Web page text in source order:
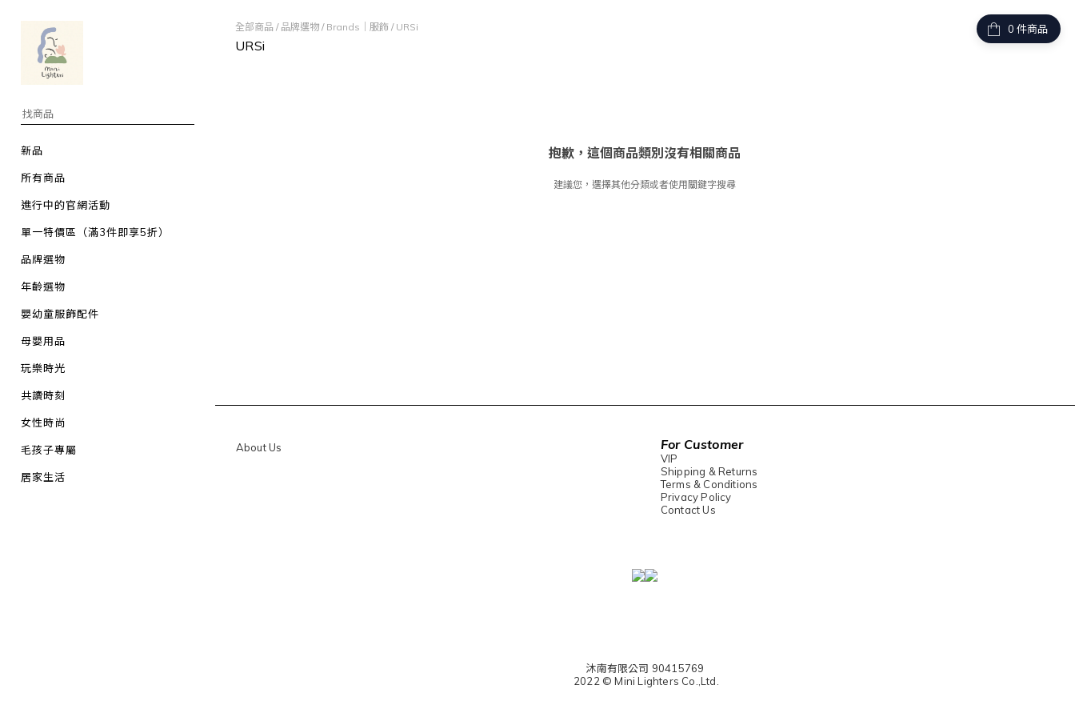
新品
所有商品
進行中的官網活動
單一特價區（滿3件即享5折）
品牌選物
年齡選物
嬰幼童服飾配件
母嬰用品
玩樂時光
共讀時刻
女性時尚
毛孩子專屬
居家生活
件商品
全部商品 / 品牌選物/ Brands｜服飾 / URSi
URSi
抱歉，這個商品類別沒有相關商品
建議您，選擇其他分類或者使用關鍵字搜尋
About Us For Customer
VIP
Shipping & Returns
Terms & Conditions
Privacy Policy
Contact Us
沐南有限公司 90415769
2022 © Mini Lighters Co.,Ltd.